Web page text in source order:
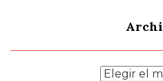
Archivos